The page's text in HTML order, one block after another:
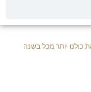
יותר מכל בשנה